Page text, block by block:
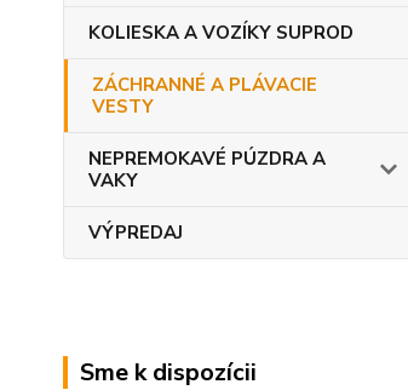
KOLIESKA A VOZÍKY SUPROD
ZÁCHRANNÉ A PLÁVACIE
VESTY
NEPREMOKAVÉ PÚZDRA A
VAKY
VÝPREDAJ
Sme k dispozícii